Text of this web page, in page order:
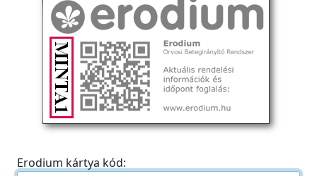
Erodium kártya kód: